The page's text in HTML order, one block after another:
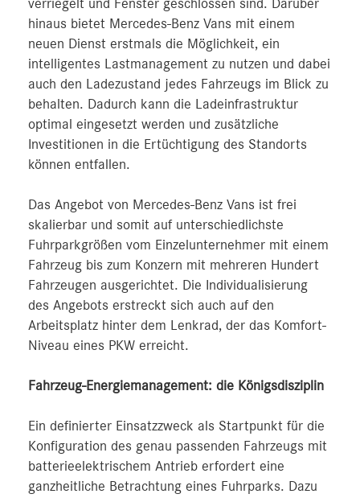
verriegelt und Fenster geschlossen sind. Darüber
hinaus bietet Mercedes-Benz Vans mit einem
neuen Dienst erstmals die Möglichkeit, ein
intelligentes Lastmanagement zu nutzen und dabei
auch den Ladezustand jedes Fahrzeugs im Blick zu
behalten. Dadurch kann die Ladeinfrastruktur
optimal eingesetzt werden und zusätzliche
Investitionen in die Ertüchtigung des Standorts
können entfallen.
Das Angebot von Mercedes-Benz Vans ist frei
skalierbar und somit auf unterschiedlichste
Fuhrparkgrößen vom Einzelunternehmer mit einem
Fahrzeug bis zum Konzern mit mehreren Hundert
Fahrzeugen ausgerichtet. Die Individualisierung
des Angebots erstreckt sich auch auf den
Arbeitsplatz hinter dem Lenkrad, der das Komfort-
Niveau eines PKW erreicht.
Fahrzeug-Energiemanagement: die Königsdisziplin
Ein definierter Einsatzzweck als Startpunkt für die
Konfiguration des genau passenden Fahrzeugs mit
batterieelektrischem Antrieb erfordert eine
ganzheitliche Betrachtung eines Fuhrparks. Dazu